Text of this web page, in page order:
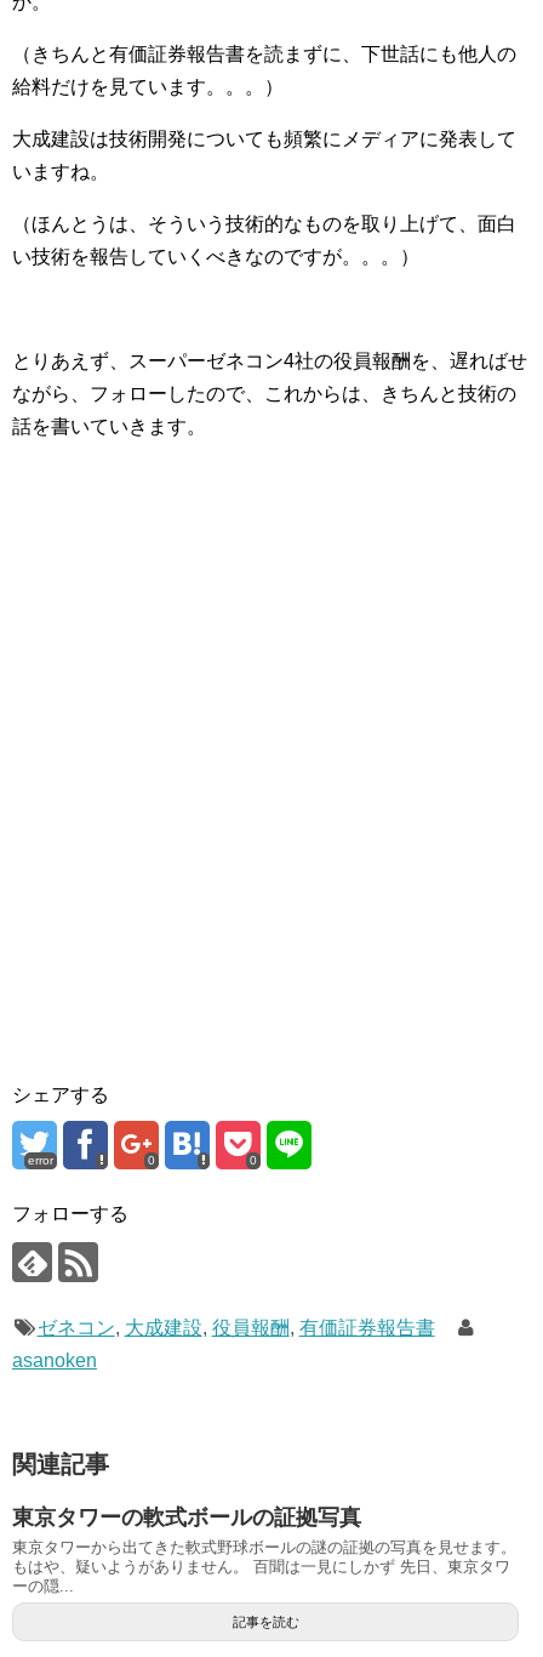
（きちんと有価証券報告書を読まずに、下世話にも他人の
給料だけを見ています。。。）
大成建設は技術開発についても頻繁にメディアに発表して
いますね。
（ほんとうは、そういう技術的なものを取り上げて、面白
い技術を報告していくべきなのですが。。。）
とりあえず、スーパーゼネコン4社の役員報酬を、遅ればせ
ながら、フォローしたので、これからは、きちんと技術の
話を書いていきます。
シェアする
error 0 0
フォローする
ゼネコン, 大成建設, 役員報酬, 有価証券報告書
asanoken
関連記事
東京タワーの軟式ボールの証拠写真
東京タワーから出てきた軟式野球ボールの謎の証拠の写真を見せます。
もはや、疑いようがありません。 百聞は一見にしかず 先日、東京タワ
ーの隠...
記事を読む